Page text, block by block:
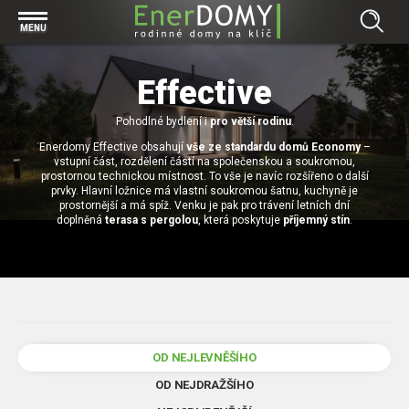
MENU
Prohlížet vše v kategorii Bungalovy
Concept
Exclusive
Effective
Economy
Prohlížet vše v kategorii Projekty
Individuální projekty
Typové řešení
Prohlížet vše v kategorii Technologie
Základová deska
Technologie domu
Zděné domy na klíč
Prohlížet vše v kategorii Kontakt
Pracovní pozice
Prohlížet vše v kategorii Magazín
7 důvodů, proč si zvolit bungalov
Výhody a nevýhody dřevostaveb a zděných domů
Přízemní rodinné domy
RD Zhoř u Jihlavy
Prohlížet vše v kategorii Reference
Za jeden den pod střechou
Effective
Pohodlné bydlení ipro větší rodinu.
Enerdomy Effective obsahují vše ze standardu domů Economy–
vstupní část, rozdělení částí na společenskou a soukromou,
prostornou technickou místnost. To vše je navíc rozšířeno o další
prvky. Hlavní ložnice má vlastní soukromou šatnu, kuchyně je
prostornější a má spíž. Venku je pak pro trávení letních dní
doplněnáterasa s pergolou, která poskytujepříjemný stín.
OD NEJLEVNĚŠÍHO
OD NEJDRAŽŠÍHO